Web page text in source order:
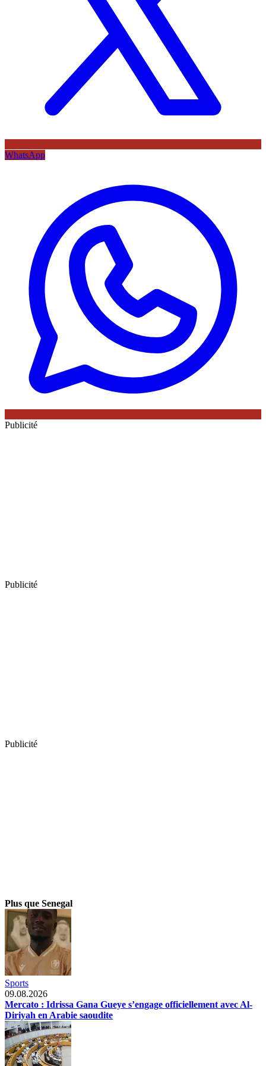
WhatsApp
Publicité
Publicité
Publicité
Plus que Senegal
Sports
09.08.2026
Mercato : Idrissa Gana Gueye s’engage officiellement avec Al-
Diriyah en Arabie saoudite